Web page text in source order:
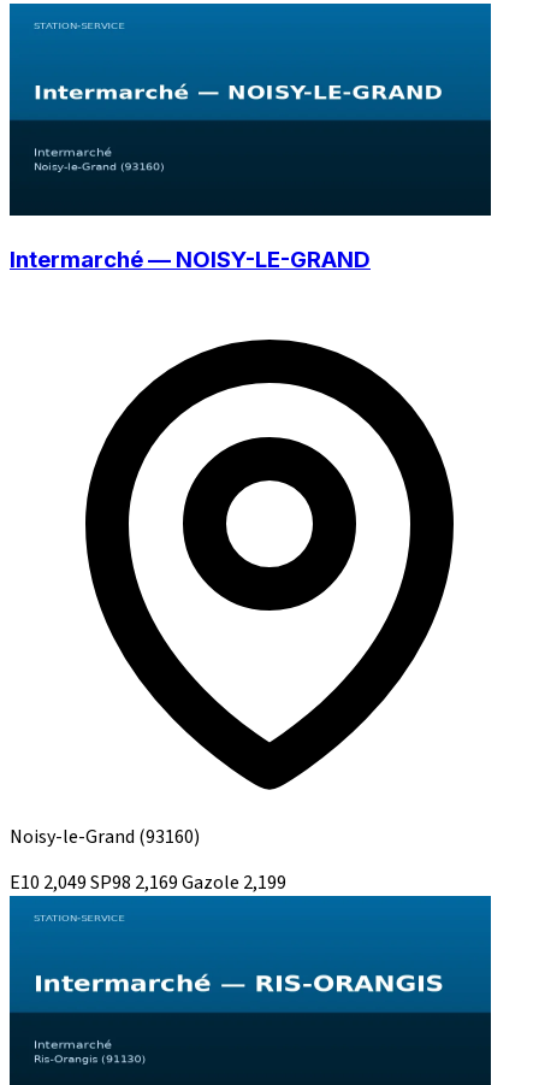
Intermarché — NOISY-LE-GRAND
Noisy-le-Grand (93160)
E10 2,049SP98 2,169Gazole 2,199